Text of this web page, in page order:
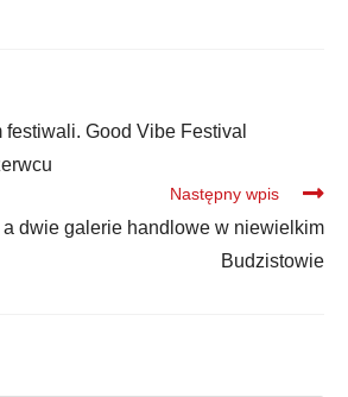
festiwali. Good Vibe Festival
Następny wpis
a dwie galerie handlowe w niewielkim
Budzistowie